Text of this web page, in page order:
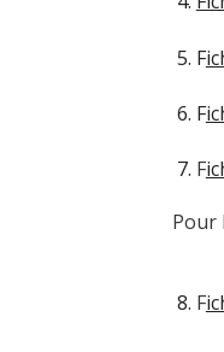
F
F
F
Pour les
F